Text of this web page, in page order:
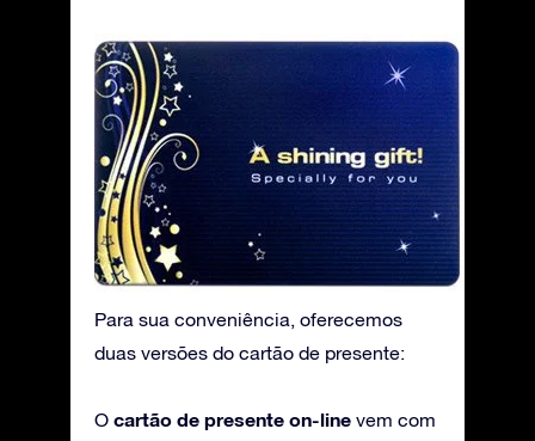
Para sua conveniência, oferecemos
duas versões do cartão de presente:
O cartão de presente on-line vem com